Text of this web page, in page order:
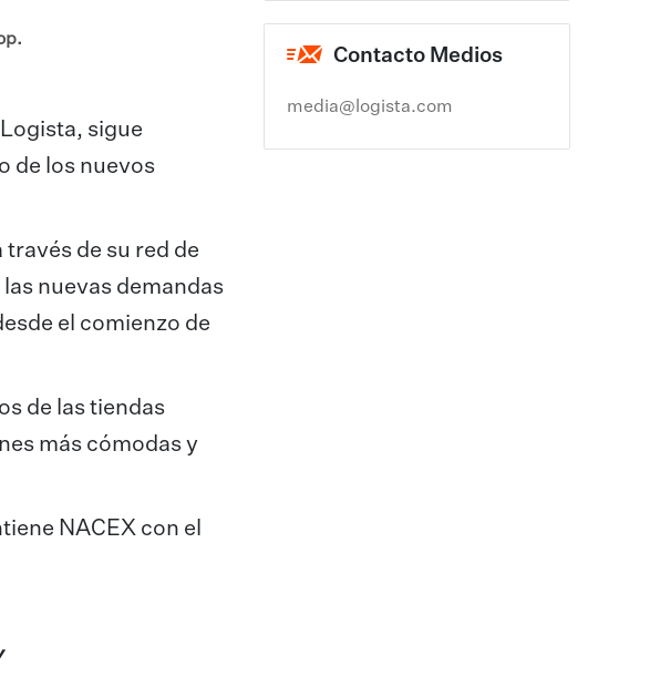
sigue
de los nuevos
de su red de
nuevas demandas
el comienzo de
de las tiendas
más cómodas y
NACEX con el
Contacto Medios
media@logista.com